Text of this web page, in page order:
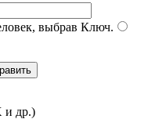
выбрав Ключ.
др.)